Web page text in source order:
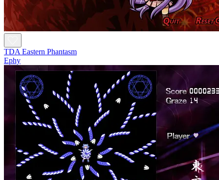
TDA Eastern Phantasm
Ephy